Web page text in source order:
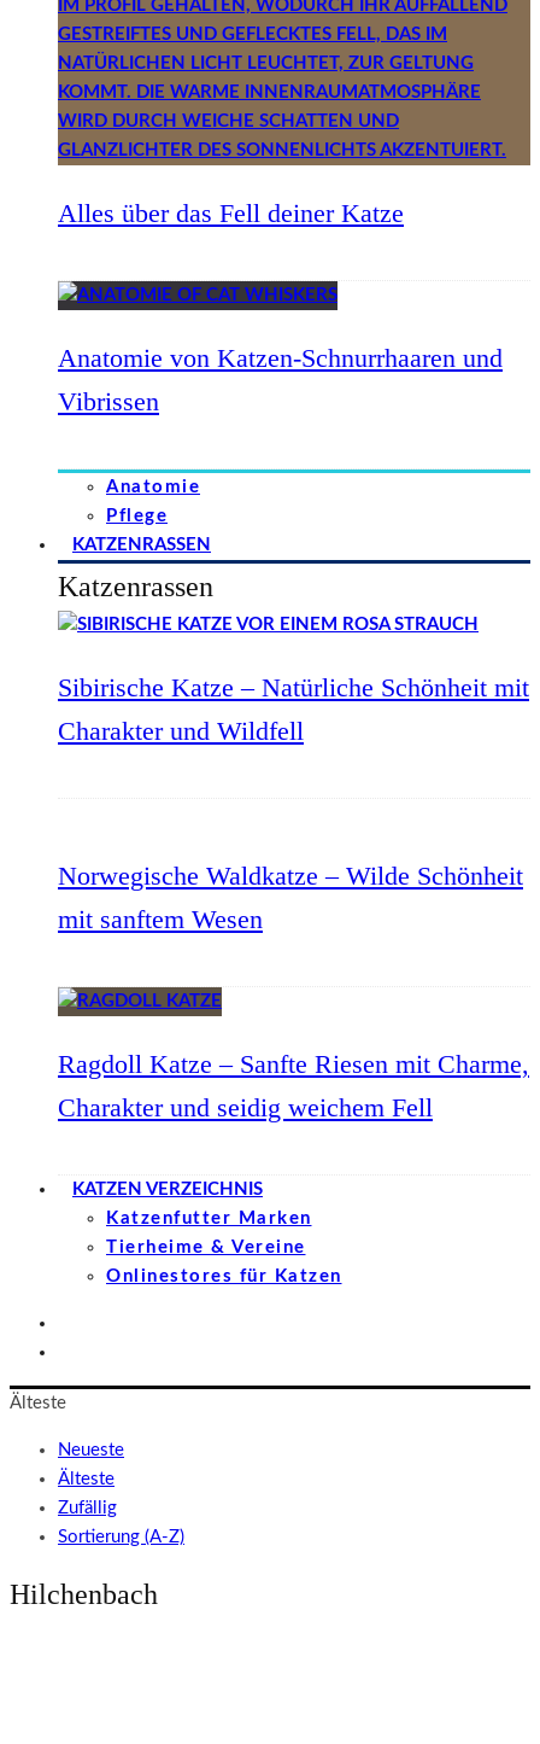
Alles über das Fell deiner Katze
Anatomie von Katzen-Schnurrhaaren und
Vibrissen
Anatomie
Pflege
KATZENRASSEN
Katzenrassen
Sibirische Katze – Natürliche Schönheit mit
Charakter und Wildfell
Norwegische Waldkatze – Wilde Schönheit
mit sanftem Wesen
Ragdoll Katze – Sanfte Riesen mit Charme,
Charakter und seidig weichem Fell
KATZEN VERZEICHNIS
Katzenfutter Marken
Tierheime & Vereine
Onlinestores für Katzen
Älteste
Neueste
Älteste
Zufällig
Sortierung (A-Z)
Hilchenbach